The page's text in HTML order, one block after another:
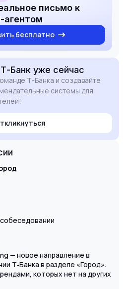
письмо к
агентом
бесплатно
Банк уже сейчас
Т-Банка и создавайте
системы для
— новое направление в
Т‑Банка в разделе «Город».
которых нет на других